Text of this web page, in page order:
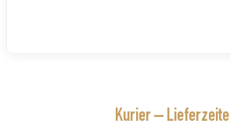
Kurier –